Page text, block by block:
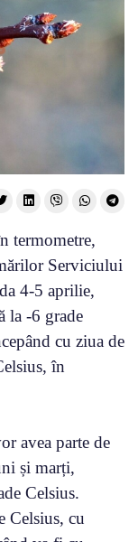
termometre,
Serviciului
4-5 aprilie,
la -6 grade
cu ziua de
în
avea parte de
și marți,
Celsius.
Celsius, cu